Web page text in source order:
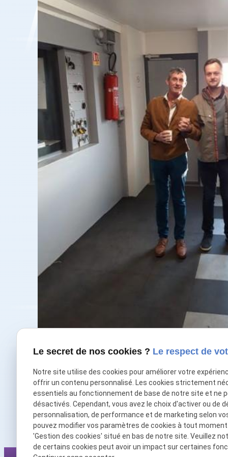
Le secret de nos cookies ? Le respect de
Notre site utilise des cookies pour améliorer votre
offrir un contenu personnalisé. Les cookies strictement
essentiels au fonctionnement de base de notre site et ne
désactivés. Cependant, vous avez le choix d'activer ou de
personnalisation, de performance et de marketing selon
pouvez modifier vos paramètres de cookies à tout
'Gestion des cookies' situé en bas de notre site. Veuillez
de certains cookies peut avoir un impact sur certaines